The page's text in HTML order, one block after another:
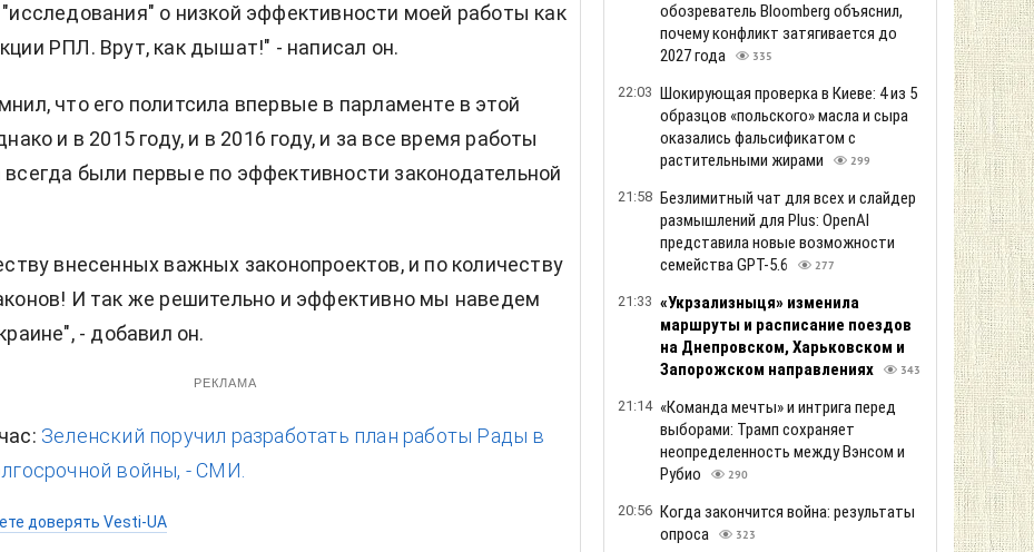
о низкой эффективности моей работы как
РПЛ. Врут, как дышат!" - написал он.
что его политсила впервые в парламенте в этой
и в 2015 году, и в 2016 году, и за все время работы
были первые по эффективности законодательной
внесенных важных законопроектов, и по количеству
И так же решительно и эффективно мы наведем
- добавил он.
РЕКЛАМА
Зеленский поручил разработать план работы Рады в
войны, - СМИ.
доверять Vesti-UA
обозреватель Bloomberg объяснил,
почему конфликт затягивается до
2027 года
335
22:03 Шокирующая проверка в Киеве: 4 из 5
образцов «польского» масла и сыра
оказались фальсификатом с
растительными жирами
299
21:58 Безлимитный чат для всех и слайдер
размышлений для Plus: OpenAI
представила новые возможности
семейства GPT-5.6
277
21:33 «Укрзализныця» изменила
маршруты и расписание поездов
на Днепровском, Харьковском и
Запорожском направлениях
343
21:14 «Команда мечты» и интрига перед
выборами: Трамп сохраняет
неопределенность между Вэнсом и
Рубио
290
20:56 Когда закончится война: результаты
опроса
323